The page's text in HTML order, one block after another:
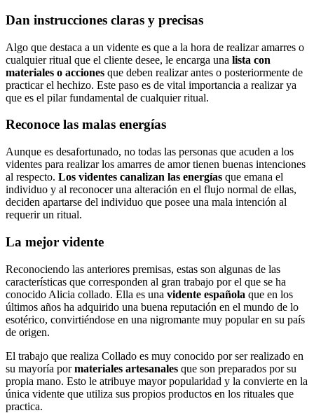
Dan instrucciones claras y precisas
Algo que destaca a un vidente es que a la hora de realizar amarres o
cualquier ritual que el cliente desee, le encarga una lista con
materiales o acciones que deben realizar antes o posteriormente de
practicar el hechizo. Este paso es de vital importancia a realizar ya
que es el pilar fundamental de cualquier ritual.
Reconoce las malas energías
Aunque es desafortunado, no todas las personas que acuden a los
videntes para realizar los amarres de amor tienen buenas intenciones
al respecto. Los videntes canalizan las energías que emana el
individuo y al reconocer una alteración en el flujo normal de ellas,
deciden apartarse del individuo que posee una mala intención al
requerir un ritual.
La mejor vidente
Reconociendo las anteriores premisas, estas son algunas de las
características que corresponden al gran trabajo por el que se ha
conocido Alicia collado. Ella es una vidente española que en los
últimos años ha adquirido una buena reputación en el mundo de lo
esotérico, convirtiéndose en una nigromante muy popular en su país
de origen.
El trabajo que realiza Collado es muy conocido por ser realizado en
su mayoría pormateriales artesanales que son preparados por su
propia mano. Esto le atribuye mayor popularidad y la convierte en la
única vidente que utiliza sus propios productos en los rituales que
practica.